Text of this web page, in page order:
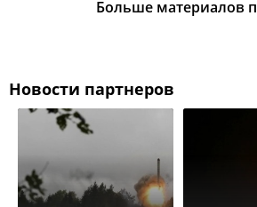
Больше материалов
Новости партнеров